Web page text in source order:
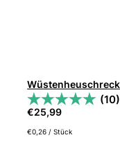
(10)
€25,99
€0,26 /Stück